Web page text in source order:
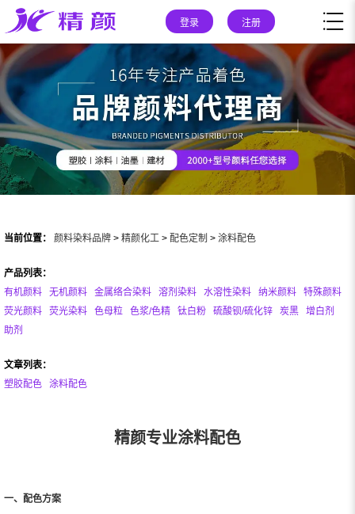
登录 注册
当前位置： 颜料染料品牌 > 精颜化工 > 配色定制 > 涂料配色
产品列表：
有机颜料
无机颜料 金属络合染料 溶剂染料 水溶性染料 纳米颜料
特殊颜料
荧光颜料
荧光染料 色母粒 色浆/色精 钛白粉 硫酸钡/硫化锌 炭黑
增白剂
助剂
文章列表：
塑胶配色
涂料配色
精颜专业涂料配色
一、配色方案